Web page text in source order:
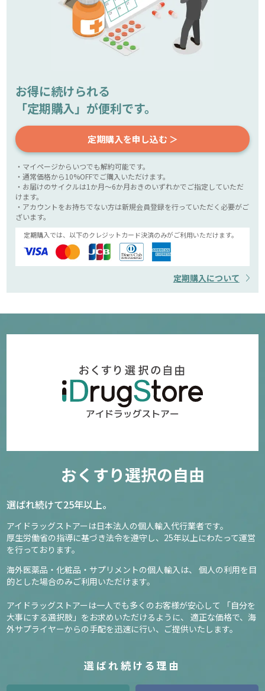
お得に続けられる
「定期購入」が便利です。
定期購入を申し込む ＞
・マイページからいつでも解約可能です。
・通常価格から10%OFFでご購入いただけます。
・お届けのサイクルは1か月～6か月おきのいずれかでご指定していただ
けます。
・アカウントをお持ちでない方は新規会員登録を行っていただく必要がご
ざいます。
定期購入では、以下のクレジットカード決済のみがご利用いただけます。
定期購入について
おくすり選択の自由
選ばれ続けて25年以上。
アイドラッグストアーは日本法人の個人輸入代行業者です。
厚生労働省の指導に基づき法令を遵守し、 25年以上にわたって運営
を行っております。
海外医薬品・化粧品・サプリメントの個人輸入は、
個人の利用を目
的とした場合のみご利用いただけます。
アイドラッグストアーは一人でも多くのお客様が安心して
「自分を
大事にする選択肢」をお求めいただけるように、
適正な価格で、海
外サプライヤーからの手配を迅速に行い、ご提供いたします。
選ばれ続ける理由